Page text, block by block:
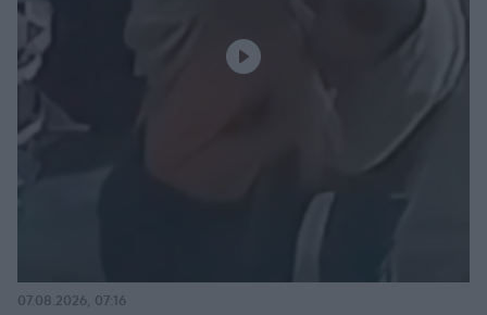
07.08.2026, 07:16